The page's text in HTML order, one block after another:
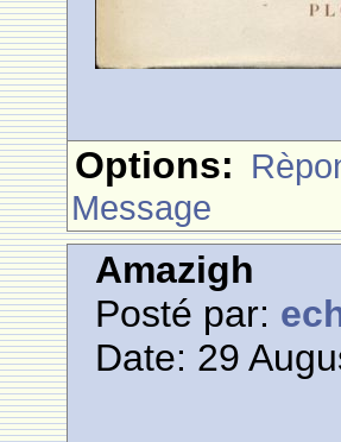
Options:
Message
Amazigh
Posté par:
Date: 29